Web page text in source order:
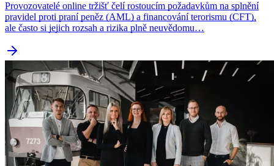
Provozovatelé online tržišť čelí rostoucím požadavkům na splnění
pravidel proti praní peněz (AML) a financování terorismu (CFT),
ale často si jejich rozsah a rizika plně neuvědomu…